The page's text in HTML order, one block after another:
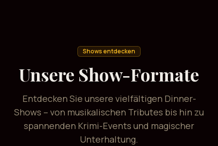
Shows entdecken
Unsere Show-Formate
Entdecken Sie unsere vielfältigen Dinner-
Shows – von musikalischen Tributes bis hin zu
spannenden Krimi-Events und magischer
Unterhaltung.